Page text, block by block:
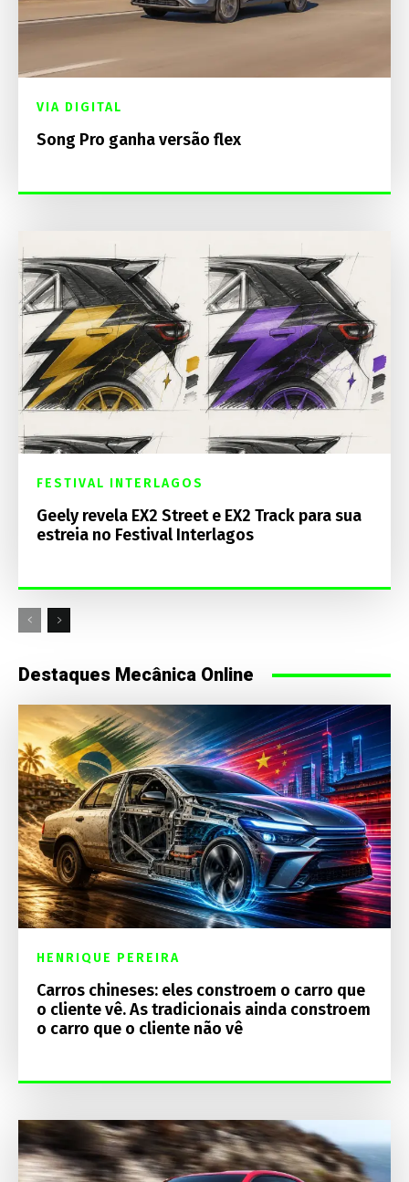
VIA DIGITAL
Song Pro ganha versão flex
FESTIVAL INTERLAGOS
Geely revela EX2 Street e EX2 Track para sua
estreia no Festival Interlagos
Destaques Mecânica Online
HENRIQUE PEREIRA
Carros chineses: eles constroem o carro que
o cliente vê. As tradicionais ainda constroem
o carro que o cliente não vê